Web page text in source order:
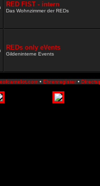
RED FIST - intern
Das Wohnzimmer der REDs
REDs only eVents
Gildeninterne Events
• Ehrenregister•